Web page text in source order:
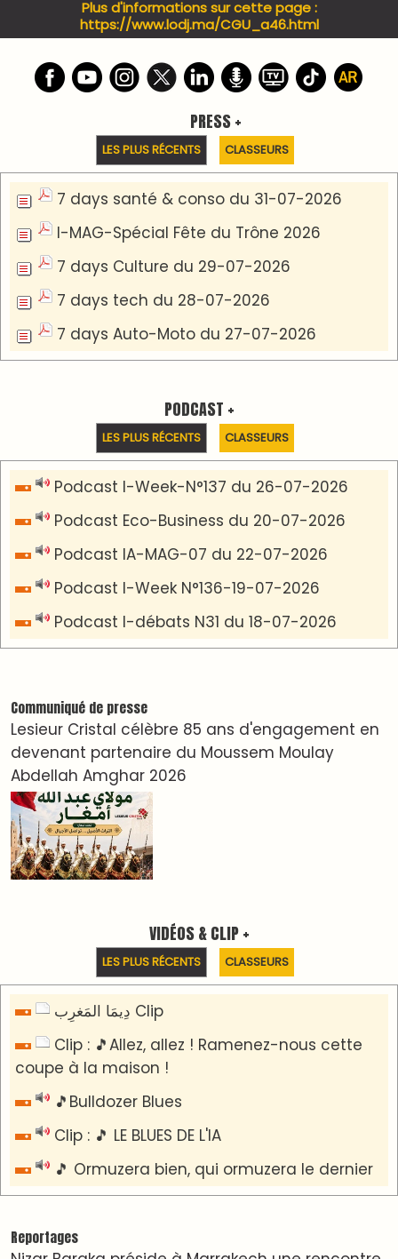
PODCAST +
LES PLUS RÉCENTS CLASSEURS
Podcast I-Week-N°137 du 26-07-2026
Podcast Eco-Business du 20-07-2026
Podcast IA-MAG-07 du 22-07-2026
Podcast I-Week N°136-19-07-2026
Podcast I-débats N31 du 18-07-2026
Communiqué de presse
Lesieur Cristal célèbre 85 ans d'engagement en
devenant partenaire du Moussem Moulay
LES PLUS RÉCENTS CLASSEURS
دِيمَا المَغرِب Clip
Clip : 🎵Allez, allez ! Ramenez-nous cette
🎵Bulldozer Blues
Clip : 🎵 LE BLUES DE L'IA
🎵 Ormuzera bien, qui ormuzera le dernier
Reportages
Nizar Baraka préside à Marrakech une rencontre
sur la régionalisation avancée et l’équité
projets” du Ministère de l’Équipement et de
l’Eau
AGENDA CULTUREL
Le Summer Tour d'Humouraji s'installe à Rabat !